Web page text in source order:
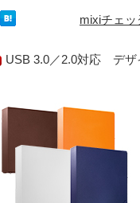
mixiチェッ
USB 3.0／2.0対応 デザ